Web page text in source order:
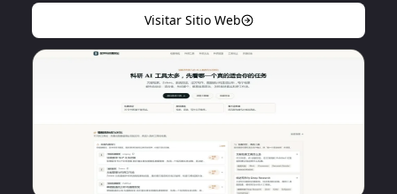
Visitar Sitio Web